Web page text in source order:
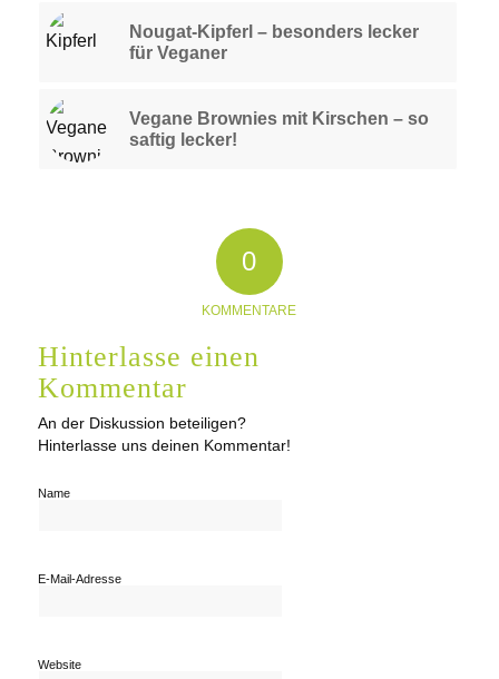
Nougat-Kipferl – besonders lecker
für Veganer
Vegane Brownies mit Kirschen – so
saftig lecker!
0
KOMMENTARE
Hinterlasse einen
Kommentar
An der Diskussion beteiligen?
Hinterlasse uns deinen Kommentar!
Name
E-Mail-Adresse
Website